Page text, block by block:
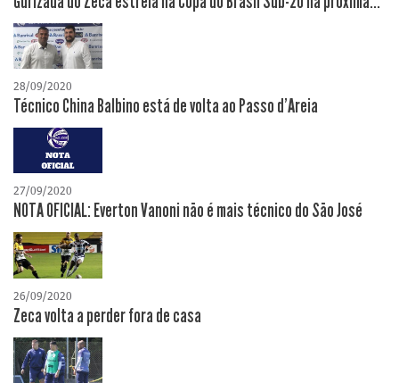
28/09/2020
Técnico China Balbino está de volta ao Passo d'Areia
27/09/2020
NOTA OFICIAL: Everton Vanoni não é mais técnico do São José
26/09/2020
Zeca volta a perder fora de casa